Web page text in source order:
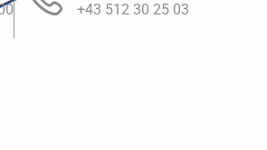
+43 512 30 25 03